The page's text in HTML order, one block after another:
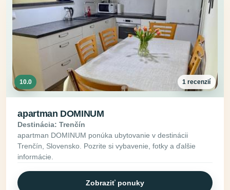
10.0 1 recenzií
apartman DOMINUM
Destinácia: Trenčín
apartman DOMINUM ponúka ubytovanie v destinácii
Trenčín, Slovensko. Pozrite si vybavenie, fotky a ďalšie
informácie.
Zobraziť ponuky